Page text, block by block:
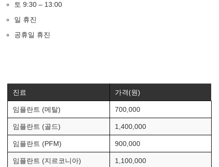
토 9:30 – 13:00
일 휴진
공휴일 휴진
진료 가격(원)
임플란트 (메탈) 700,000
임플란트 (골드) 1,400,000
임플란트 (PFM) 900,000
임플란트 (지르코니아) 1,100,000